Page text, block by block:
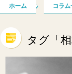
ホーム コラム
タグ「